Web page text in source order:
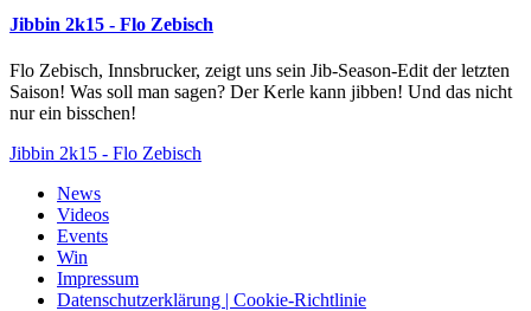
Jibbin 2k15 - Flo Zebisch
Flo Zebisch, Innsbrucker, zeigt uns sein Jib-Season-Edit der letzten
Saison! Was soll man sagen? Der Kerle kann jibben! Und das nicht
nur ein bisschen!
Jibbin 2k15 - Flo Zebisch
News
Videos
Events
Win
Impressum
Datenschutzerklärung | Cookie-Richtlinie